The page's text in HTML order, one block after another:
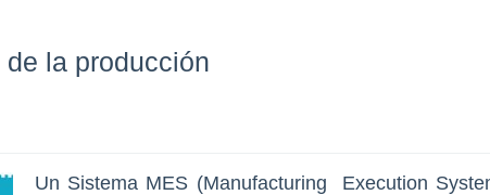
la producción
Un Sistema MES (Manufacturing Execution